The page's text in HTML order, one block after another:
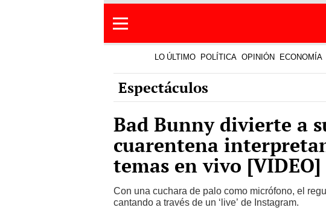
LO ÚLTIMO POLÍTICA OPINIÓN ECONOMÍA
Espectáculos
Bad Bunny divierte a
cuarentena
temas en vivo [VIDEO]
Con una cuchara de palo como micrófono, el
cantando a través de un ‘live’ de Instagram.